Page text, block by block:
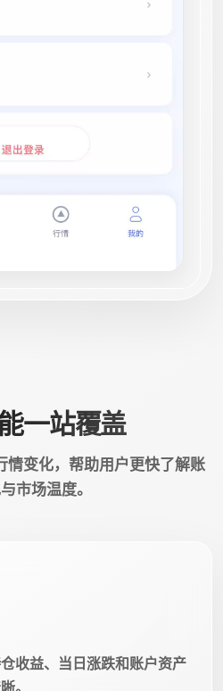
一站覆盖
情变化，帮助用户更快了解账
市场温度。
收益、当日涨跌和账户资产
。